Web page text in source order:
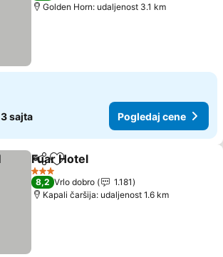
Golden Horn: udaljenost 3.1 km
3 sajta Pogledaj cene
Deli Dodati u favorite
Fuar Hotel
3 Zvezdice
8,2 Vrlo dobro
1.181
Kapali čaršija: udaljenost 1.6 km